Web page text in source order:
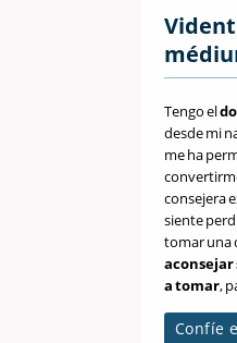
Tengo el
desde mi
me ha
consejera
siente
tomar una
aconsejar
a tomar,
Confíe